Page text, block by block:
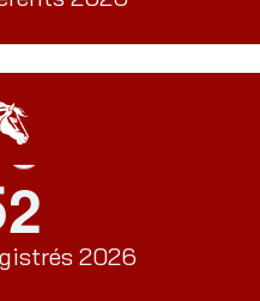
2
2026